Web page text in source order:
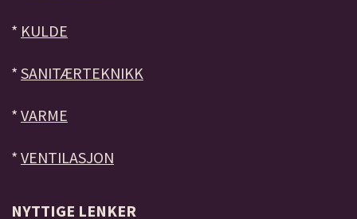
* KULDE
* SANITÆRTEKNIKK
* VARME
* VENTILASJON
NYTTIGE LENKER